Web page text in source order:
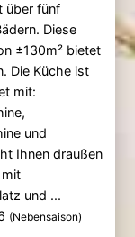
über fünf
Diese
±130m² bietet
Die Küche ist
mit:
und
Ihnen draußen
mit
und ...
(Nebensaison)